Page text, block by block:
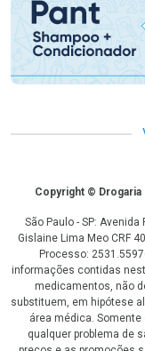
CopyrightCopyright © Drogaria
São Paulo - SP:
Gislaine Lima Meo CRF
Processo:
informações contidas
medicamentos, não
substituem, em hipótese
área médica.
qualquer problema de